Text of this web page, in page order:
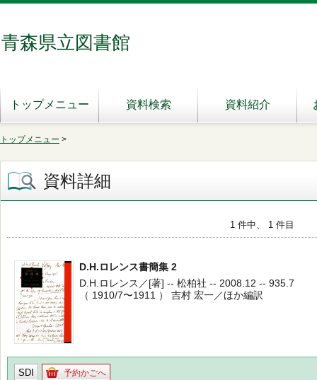
青森県立図書館
トップメニュー 資料検索 資料紹介
トップメニュー >
資料詳細
1 件中、 1 件目
D.H.ロレンス書簡集 2
D.H.ロレンス／[著] -- 松柏社 -- 2008.12 -- 935.7
（ 1910/7〜1911 ） 吉村 宏一／ほか編訳
SDI 予約かごへ